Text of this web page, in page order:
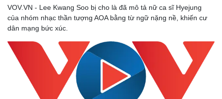
Sức khỏe
Dinh dưỡng - món ngon
Cây thuốc
Sản phụ khoa
Nhi khoa
Nam khoa
Làm đẹp - giảm cân
Phòng mạch online
Ăn sạch sống khỏe
Đời sống
Nhà đẹp
Tình yêu - Gia đình
VOV.VN - Lee Kwang Soo bị cho là đã mô tả nữ ca sĩ Hyejung
của nhóm nhạc thần tượng AOA bằng từ ngữ nặng nề, khiến cư
dân mạng bức xúc.